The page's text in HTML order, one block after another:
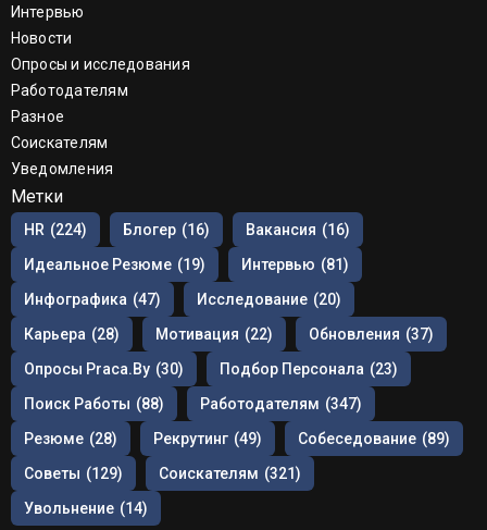
Интервью
Новости
Опросы и исследования
Работодателям
Разное
Соискателям
Уведомления
Метки
HR (224) Блогер (16) Вакансия (16)
Идеальное Резюме (19) Интервью (81)
Инфографика (47) Исследование (20)
Карьера (28) Мотивация (22) Обновления (37)
Опросы Praca.by (30) Подбор Персонала (23)
Поиск Работы (88) Работодателям (347)
Резюме (28) Рекрутинг (49) Собеседование (89)
Советы (129) Соискателям (321)
Увольнение (14)